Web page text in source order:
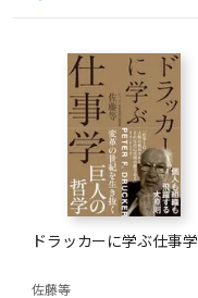
ドラッカーに学ぶ仕事学
佐藤等